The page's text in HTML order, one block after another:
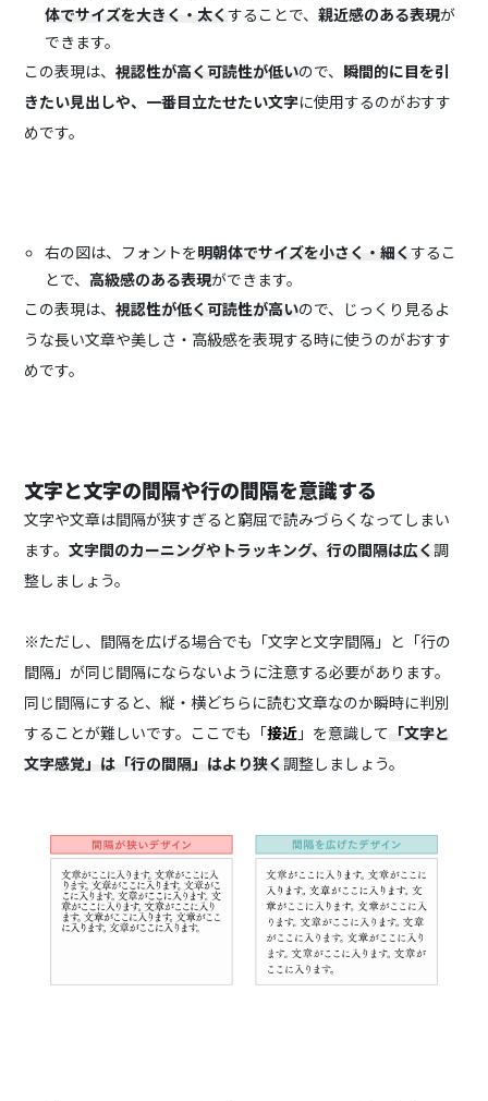
体でサイズを大きく・太くすることで、 親近感のある表現が
できます。
この表現は、視認性が高く可読性が低いので、 瞬間的に目を引
きたい見出しや、一番目立たせたい文字に使用するのがおすす
めです。
右の図は、フォントを明朝体でサイズを小さく・細くするこ
とで、 高級感のある表現ができます。
この表現は、視認性が低く可読性が高いので、じっくり見るよ
うな長い文章や美しさ・高級感を表現する時に使うのがおすす
めです。
文字と文字の間隔や行の間隔を意識する
文字や文章は間隔が狭すぎると窮屈で読みづらくなってしまい
ます。文字間のカーニングやトラッキング、行の間隔は広く調
整しましょう。
※ただし、間隔を広げる場合でも「文字と文字間隔」と 「行の
間隔」が同じ間隔にならないように注意する必要があります。
同じ間隔にすると、縦・横どちらに読む文章なのか瞬時に判別
することが難しいです。 ここでも「接近 」を意識して 「文字と
文字感覚」は「行の間隔」はより狭く調整しましょう。